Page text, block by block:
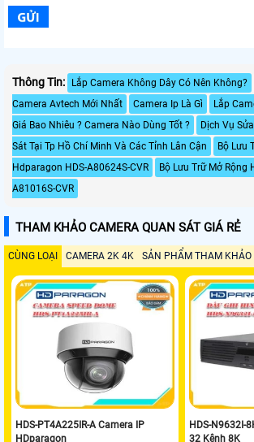
Thông Tin: Lắp Camera Không Dây Có Nên Không?
Camera Avtech Mới Nhất
Camera Ip Là Gì
Lắp
Giá Bao Nhiêu ? Camera Nào Dùng Tốt ?
Dịch Vụ
Sát Tại Tp Hồ Chí Minh Và Các Tỉnh Lân Cận
Bộ Lưu
Hdparagon HDS-A80624S-CVR
Bộ Lưu Trữ Mở Rộng
A81016S-CVR
THAM KHẢO CAMERA QUAN SÁT GIÁ RẺ
CÙNG LOẠI CAMERA 2K 4K SẢN PHẨM THAM KHẢO
HDS-PT4A225IR-A Camera IP
HDparagon
HDS-N9632I-
32 Kênh 8K